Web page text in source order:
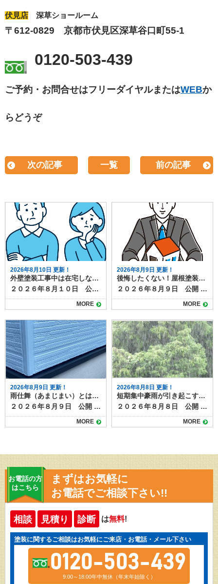
伏見店 深草ショールーム
〒612-0829 京都市伏見区深草谷口町55-1
0120-503-439
ご予約・お問合せはフリーダイヤルまたはWEBか
らどうぞ
次の記事 一覧 前の記事
2026年8月10日 更新！
外壁塗装工事中は在宅しなくてもいい？ケースごとに解説
２０２６年８月１０日 公開 外壁塗装工事を依頼するとき、多くの方が「工事中は在宅しなければならないのか？」と心配になるかもしれません。 実際には、必ずしも在宅する必要はなく、工事の内容や進め方によって変わります。 本記事では、在宅しなくてもいい場合と、在宅が求められるケースを分けて解説します。 目次工事中に在宅しなくていいケース外壁の塗装作業のみの日事前に打ち合わせが済んでいる場合信頼できる業者に依頼している場合工事中に在宅した方がいいケース工事初日や足場設置の日高圧洗浄の日色の最終確認や細かい仕上げ作業があるとき追加工事や想定外の劣化が見つかった場合外壁塗装工事中は基本的に在宅不要 工事中に在宅しなくていいケース 外壁塗装工事中は基本的に在宅していなくても作業が可能です。次のようなケースでは在宅の必要がありません。 外壁の塗装作業のみの日 職人が外回りで作業を行う場合、施主が立ち会う必要は基本的にありません。特に塗装や乾燥中は屋外で完結する作業のため、留守でも工事を進めることができます。塗装工事では基本的にご自宅の中に職人が入ることはありませんので、施錠の上お出かけいただいて大丈夫です。 事前に打ち合わせが済んでいる場合 色や仕様、工事の流れなどを事前に決めていれば、その後の細かい指示のための立ち合いは不要です。 業者がスケジュールに沿って作業を進めるため、家を空けても問題ありません。 信頼できる業者に依頼している場合 施工管理体制が整っている業者であれば、写真や日報で進捗を報告してもらえるので、在宅する必要はほとんどありません。進捗が気になる場合は、施工店の担当者に連絡を入れてもらうようにしましょう。 工事中に在宅した方がいいケース 外壁塗装工事中で、在宅した方がよい場合もあります。下記は代表的な例で、在宅した方がよい、または在宅の必要があるケースです。 工事初日や足場設置の日 資材や車両の配置を確認したり、養生について相談したりする必要がある場合は、在宅して立ち会う方が安心です。 高圧洗浄の日 窓やベランダ周りの養生確認が必要です。水が入らないようにするため、立ち会ってチェックするのが望ましいでしょう。もちろん施工店に任せて不在にすることも可能です・ 色の最終確認や細かい仕上げ作業があるとき 工事の完了検査は施工店に行いますが、お引渡しの際には、塗装色の確認や仕上がりの確認のため立ち合いを求められるケースが多いでしょう。 追加工事や想定外の劣化が見つかった場合 外壁の下地や屋根に予想外の不具合があった場合、立ち会って確認し、その後の施工の打ち合わせをします。 外壁塗装工事中は基本的に在宅不要 外壁塗装工事は、基本的には在宅しなくても進められる工事です。 どうしても施工当日に伝えるべきことがある場合や、敷地内で物を移動する必要がある場合など、事前に打ち合わせだけでは不十分な場合には立ち合いをお願いすることがあります。事前に業者と施工スケジュールを共有し、「どの場面で在宅が必要か」を確認しておけば、無理なく工事を進められるでしょう。 塗り達では、施工管理担当者が工事の進捗等のご連絡をいたします。最終的な工事完了検査にはお立ち合いを願いしておりますが、基本的にご不在でもすすめられますので、ご安心ください。
MORE
2026年8月9日 更新！
後悔したくない！屋根塗装の業者選びでありがちな失敗例と対策
２０２６年８月９日 公開 屋根塗装は高額な工事になることも多く、業者選びはとても重要です。 しかし、「しっかり調べたつもりだったのに…」「見積もりが安かったから決めたけど…」と、後悔してしまうケースも少なくありません。 今回は、屋根塗装の業者選びでよくある失敗例と、そうならないための対策についてご紹介します。 目次よくある失敗例①：金額だけで決めてしまったよくある失敗例②：実績や評判を確認しなかったよくある失敗例③：急かされ、よくわからないまま契約したよくある失敗例④：保証内容を確認していなかった納得の屋根塗装工事は、信頼できる業者選びから！ よくある失敗例①：金額だけで決めてしまった 「他社より10万円以上安かったから決めた」というように、費用だけで業者を選ぶと、必要な工程を省略されたり、品質の低い塗料が使われたりするケースがあります。 金額は大切な判断材料ですが、安さだけに飛びつくのはリスクも伴います。 ＜対策＞ 見積もりの内容を細かく確認し、価格だけでなく施工内容や保証、使用塗料などを比較しましょう。 2〜3社以上から相見積もりを取ることがおすすめです。 よくある失敗例②：実績や評判を確認しなかった 「近所で工事していると営業に来たから」「チラシを見たから」と、業者の実績や評判を調べずにとびついて契約してしまうと、後から「こんなはずじゃなかった」と感じることも。 施工後のトラブル対応が不十分だった、保証がなかったなどの声もよく聞かれます。 ＜対策＞ 施工事例や口コミ、Googleレビューなどを確認し、実績のある業者かどうかをチェックしましょう。ホームページやSNSでの発信も判断材料になります。近くで工事している業者の場合は、実際に施工した方に話をきくのも◎ よくある失敗例③：急かされ、よくわからないまま契約した 「今日契約すれば〇万円引きますよ！」というセールストークに流されたり、「とりあえず契約だけ！」「工事の日を押えるためにまずは契約を！」など、十分に検討できないまま契約してしまうケースもあります。 焦って決めてしまうと、確認が不十分になり、後悔につながる可能性が高まります。 ＜対策＞ 急かされても一度冷静になり、家族や第三者に相談する時間を確保しましょう。「その場で決めない」ことを意識すると失敗が防げます。 よくある失敗例④：保証内容を確認していなかった 施工後すぐに塗膜が剥がれたり、不具合が発生したときに「保証がなかった」「問い合わせても対応してくれない」といった問題が発覚することもあります。中には数年で施工店自体がなくなってしまっていることも。 耐久年数が１０年以上ある塗料の場合、お付き合いも長くなります。誠実な業者を選ぶのは、保証があるかどうかと並んで重要です。 ＜対策＞ 契約前に保証内容をしっかり確認し、口頭ではなく書面で取り交わしておくことが大切です。施工後のアフターフォロー体制も合わせて確認しましょう。 納得の屋根塗装工事は、信頼できる業者選びから！ 屋根塗装の失敗を防ぐためには、「価格」「実績」「口コミ」「保証内容」の4つをしっかりチェックすることがポイントです。 特に屋根塗装は見えにくい部分の工事となるため、信頼できる業者を選ぶことが何よりも大切です。地元で長年の実績がある専門業者であれば、地域の気候や建物の特徴を熟知しているため安心感もあります。 初めての屋根塗装でも、少しの注意と準備で失敗は防げます。焦らず、情報を集めて納得のいく業者選びを心がけましょう。 屋根塗装の事なら塗り達までお気軽にご相談ください！
MORE
2026年8月9日 更新！
雨仕舞（あまじまい）とは？建物を雨水から守る重要な仕組み
２０２６年８月９日 公開 この記事では雨仕舞（あまじまい）について解説しています。 建物を長く快適に使うために欠かせないのが「雨仕舞（あまじまい）」です。普段の生活ではあまり耳にしない言葉ですが、屋根や外壁の性能を左右する重要な考え方です。 本記事では、雨仕舞の意味や役割、施工時のポイントをわかりやすく解説します。 目次雨仕舞の意味と役割雨仕舞が不十分だと起こる問題具体的な雨仕舞の例屋根の重なり水切り金物シーリング材笠木・役物まとめ 雨仕舞の意味と役割 雨仕舞とは、雨水を建物内部に浸入させないための工夫や仕組みを指します。 建築における防水対策の一種で、単純に「水を止める」のではなく、雨水を効率的に流し、逃がすことを目的としています。 たとえば、屋根の勾配や瓦の重なり、外壁のサッシ周りのシーリングなどはすべて雨仕舞の一部です。仮に外壁塗装で塗膜をきれいに仕上げても、雨仕舞が不十分だと雨漏りにつながってしまいます。 雨仕舞が不十分だと起こる問題 雨仕舞が適切でないと、雨漏りなどのリスクが増し、次のような不具合が発生しやすくなります。 屋根や外壁からの雨漏り 下地木材の腐食 断熱材や室内仕上げ材の劣化 カビやシミの発生 これらは建物の寿命を縮めるだけでなく、修繕費用も高額になるリスクがあります。 具体的な雨仕舞の例 雨仕舞は住宅の様々な場所で工夫を凝らして施工されており、それぞれが雨漏りを防ぐ役割を果たしています。 屋根の重なり 瓦やスレートを重ねて配置し、水を下方向に流すように葺かれています。 水切り金物 外壁の下端やサッシ下に取り付け、雨水を外へ逃がす。 シーリング材 窓枠や外壁材の隙間を埋め、雨水の侵入を防ぐぎます。 笠木・役物 ベランダや手すり上部に取り付け、上からの雨水を防御します。 まとめ 雨仕舞は、外壁塗装や屋根工事、防水工事と深く関わる重要な要素です。 単に「水を防ぐ」のではなく、「水を逃がす」設計が建物を長持ちさせる鍵になります。外壁塗装や屋根リフォームを検討する際は、仕上がりの美観だけでなく、雨仕舞の観点からも施工店に相談すると安心です。 外壁塗装や屋根塗装と一緒に雨仕舞のメンテナンスも可能です。塗り達までお気軽にご連絡下さい。
MORE
2026年8月8日 更新！
短期集中豪雨が引き起こす雨漏りリスクと劣化症状
２０２６年８月８日 公開 近年、夏場を中心にゲリラ豪雨や短期集中豪雨が増加しています。突然の強い雨は、普段は問題のない屋根や外壁でも、雨漏りを引き起こすきっかけになることがあります。 ここでは、豪雨による雨漏りの仕組みと、事前にチェックすべき劣化症状、そして台風との違いや被害パターンについて解説します。 目次豪雨が雨漏りを悪化させる理由台風と豪雨の違いと被害パターン雨漏りを招く劣化症状屋根材のひび割れや欠け棟板金や金属部分の浮き外壁のクラック（ひび）シーリング（コーキング）の剥がれや硬化屋上やベランダ防水層の劣化豪雨後にチェックすべきサイン集中豪雨の季節が来る前にお家の点検を 豪雨が雨漏りを悪化させる理由 短時間に大量の雨が降ると、通常の排水機能では処理しきれず長時間同じ場所に水がとどまるため、屋根や外壁の隙間から水が侵入しやすくなります。 さらに、風を伴う豪雨では雨水が横から吹き込み、普段は濡れない箇所にまで到達することもあります。その結果、軽微なひび割れやコーキングの劣化が一気に雨漏りへと発展する可能性が高まります。 台風と豪雨の違いと被害パターン 台風は長時間にわたり強い風雨が続くため、屋根材の飛散や外壁材の破損など、構造的な被害が出やすい傾向があります。 一方、短期集中豪雨は局地的かつ短時間で大量の雨を降らせるため、排水不良や小さな隙間からの水の侵入が主な原因になります。 つまり、台風は「風＋雨」で大きな破損をもたらし、豪雨は「水量」によって既存の弱点を突くのが特徴です。 雨漏りを招く劣化症状 豪雨時に雨漏りが発生しやすいのは、以下のような劣化症状が見られます。ゲリラ豪雨や台風時期が到来する前に今一度確認しましょう。 屋根材のひび割れや欠け 瓦やスレートの割れ目から水が浸入し、下地を傷めます。 棟板金や金属部分の浮き 風雨の影響で金属部が浮き上がり、雨水が入り込む経路になります。 外壁のクラック（ひび） 0.3mm程度の細いひびでも、豪雨時には水が勢いよく侵入します。 シーリング（コーキング）の剥がれや硬化 窓枠や外壁のつなぎ目の防水材が劣化すると、隙間から水が入りやすくなります。 屋上やベランダ防水層の劣化 防水層のひびや剥がれは、豪雨で一気に雨漏りを悪化させます。 豪雨後にチェックすべきサイン 短期集中豪雨の後、以下のような症状が見られる場合は、すでに雨水が内部に侵入し雨漏りが進行している可能性があります。 天井や壁のシミ クロスや壁紙の浮き・剥がれ 室内のカビ臭 屋根裏の湿気や濡れ跡 雨漏りは勝手に直ることはありません。放置すると、木材の腐食や断熱材の劣化が進行し、お家の耐久性に影響が出たり、腐食部材の修理費が高額になったりと、お家にとって多くのデメリットとリスクがあります。 集中豪雨の季節が来る前にお家の点検を 短期集中豪雨は、わずかな劣化でも雨漏りを引き起こす危険性があります。台風のような大規模被害とは違い、小さな不具合を突く形で被害が広がるため、日頃の点検が欠かせません。屋根や外壁、シーリング、防水層の状態を定期的に確認し、早めの補修で豪雨被害を防ぎましょう。 塗り達では、雨漏り点検のほか、外壁や屋根の劣化診断・補修施工提案など随時承っています。 豪雨や台風の季節の前に一度お家の健康診断をしませんか？ご相談は下記よりお気軽にどうぞ
MORE
お電話の方
はこちら
まずはお気軽に
お電話でご相談下さい!!
相談 見積り 診断 は無料!
塗装に関するご相談はお気軽にご来店・お電話・メール下さい
0120-503-439
9:00～18:00年中無休（年末年始除く）